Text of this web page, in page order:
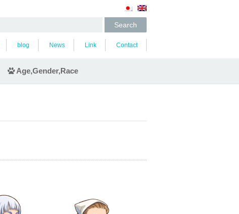
blog News Link Contact
Age,Gender,Race